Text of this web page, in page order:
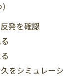
発を確認
をシミュレーシ